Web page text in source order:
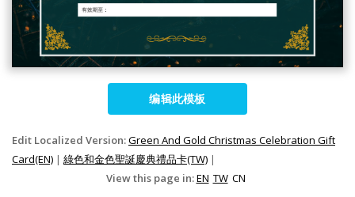
编辑此模板
Edit Localized Version:Green And Gold Christmas Celebration Gift
Card(EN) | 綠色和金色聖誕慶典禮品卡(TW) |
View this page in:EN TW CN